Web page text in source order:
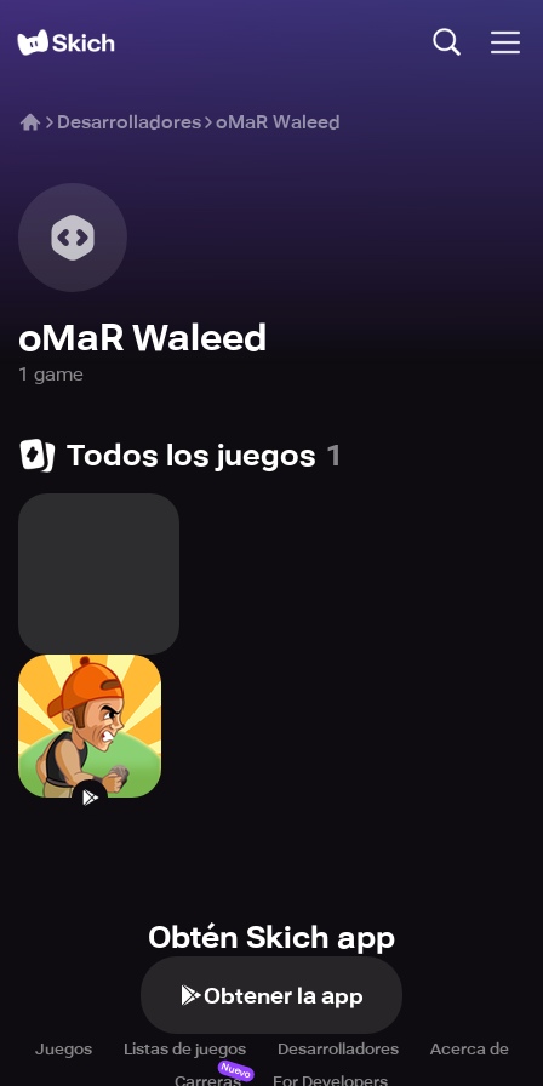
Desarrolladores oMaR Waleed
oMaR Waleed
1 game
Todos los juegos 1
Jump Up
Obtén Skich app
Obtener la app
Juegos Listas de juegos Desarrolladores
Acerca de
Carreras
Nuevo
For Developers